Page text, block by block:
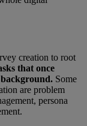
creation to root
that once
Some
are problem
persona